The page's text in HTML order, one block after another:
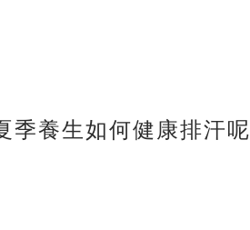
季養生如何健康排汗呢